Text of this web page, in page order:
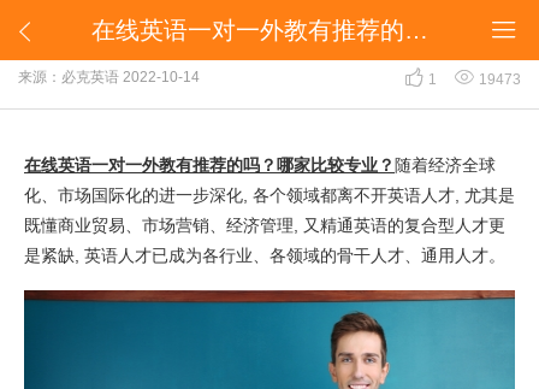
 
​在线英语一对一外教有推荐的吗？哪家比较专业？
​在线英语一对一外教有推荐的吗？哪家比较专业？
来源：必克英语 2022-10-14  1  19473
在线英语一对一外教有推荐的吗？哪家比较专业？ 随着经济全球
化、市场国际化的进一步深化, 各个领域都离不开英语人才, 尤其是
既懂商业贸易、市场营销、经济管理, 又精通英语的复合型人才更
是紧缺, 英语人才已成为各行业、各领域的骨干人才、通用人才。